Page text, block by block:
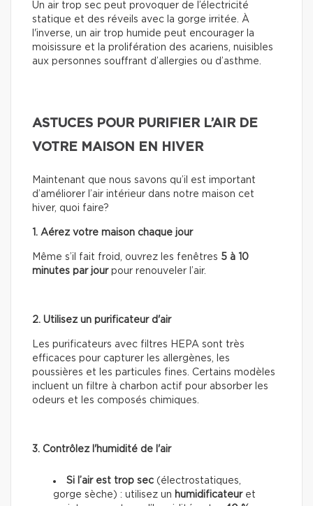
Un air trop sec peut provoquer de l’électricité
statique et des réveils avec la gorge irritée. À
l'inverse, un air trop humide peut encourager la
moisissure et la prolifération des acariens, nuisibles
aux personnes souffrant d’allergies ou d’asthme.
ASTUCES POUR PURIFIER L’AIR DE
VOTRE MAISON EN HIVER
Maintenant que nous savons qu’il est important
d’améliorer l’air intérieur dans notre maison cet
hiver, quoi faire?
1. Aérez votre maison chaque jour
Même s’il fait froid, ouvrez les fenêtres 5 à 10
minutes par jourpour renouveler l’air.
2. Utilisez un purificateur d'air
Les purificateurs avec filtres HEPA sont très
efficaces pour capturer les allergènes, les
poussières et les particules fines. Certains modèles
incluent un filtre à charbon actif pour absorber les
odeurs et les composés chimiques.
3. Contrôlez l'humidité de l'air
Si l’air est trop sec (électrostatiques,
gorge sèche) : utilisez un humidificateuret